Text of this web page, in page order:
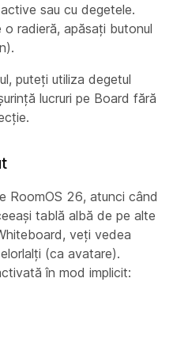
sau cu degetele.
radieră, apăsați butonul
puteți utiliza degetul
lucruri pe Board fără
RoomOS 26, atunci când
tablă albă de pe alte
veți vedea
(ca avatare).
în mod implicit: